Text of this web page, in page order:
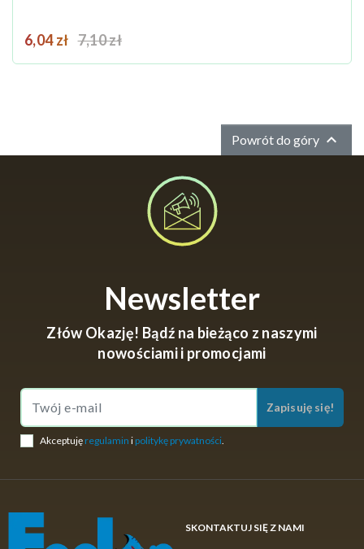
Cena
6,04 zł Cena podstawowa
7,10 zł
Powrót do góry 
Newsletter
Złów Okazję! Bądź na bieżąco z naszymi
nowościami i promocjami
Zapisuję się!
Akceptuję regulamin i politykę prywatności
SKONTAKTUJ SIĘ Z NAMI